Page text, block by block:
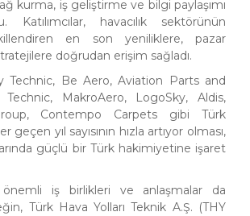
kurma, iş geliştirme ve bilgi paylaşımı
Katılımcılar, havacılık sektörünün
en son yeniliklere, pazar
doğrudan erişim sağladı.
Technic, Be Aero, Aviation Parts and
Technic, MakroAero, LogoSky, Aldis,
Contempo Carpets gibi Türk
geçen yıl sayısının hızla artıyor olması,
güçlü bir Türk hakimiyetine işaret
önemli iş birlikleri ve anlaşmalar da
Türk Hava Yolları Teknik A.Ş. (THY